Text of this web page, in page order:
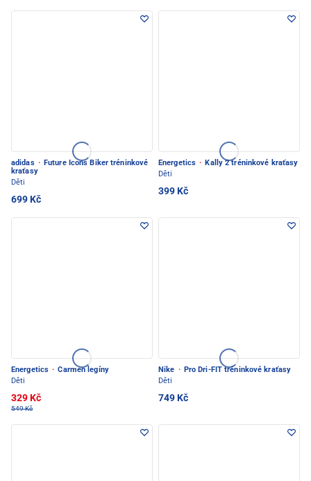
adidas · Future Icons Biker tréninkové
kraťasy
Děti
699 Kč
Energetics · Kally 2 tréninkové kraťasy
Děti
399 Kč
Energetics · Carmen legíny
Děti
329 Kč
549 Kč
Nike · Pro Dri-FIT tréninkové kraťasy
Děti
749 Kč